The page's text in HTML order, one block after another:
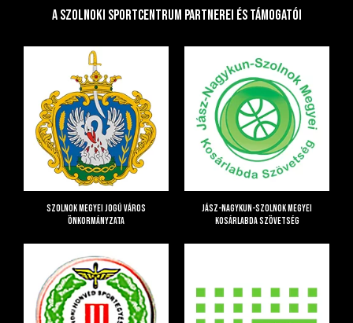
A Szolnoki Sportcentrum Partnerei és Támogatói
Szolnok Megyei Jogú Város
Önkormányzata
Jász-Nagykun-Szolnok Megyei
Kosárlabda Szövetség